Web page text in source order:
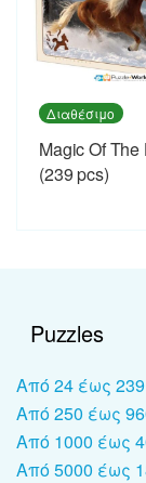
Διαθέσιμο
Magic Of The
(239 pcs)
Puzzles
Από 24 έως
Από 250 έως
Από 1000 έως
Από 5000 έως